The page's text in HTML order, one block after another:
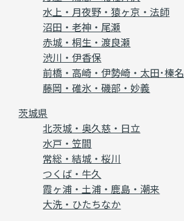
水上・月夜野・猿ヶ京・法師
沼田・老神・尾瀬
赤城・桐生・渡良瀬
渋川・伊香保
前橋・高崎・伊勢崎・太田･榛名
藤岡・碓氷・磯部・妙義
茨城県
北茨城・奥久慈・日立
水戸・笠間
常総・結城・桜川
つくば・牛久
霞ヶ浦・土浦・鹿島・潮来
大洗・ひたちなか